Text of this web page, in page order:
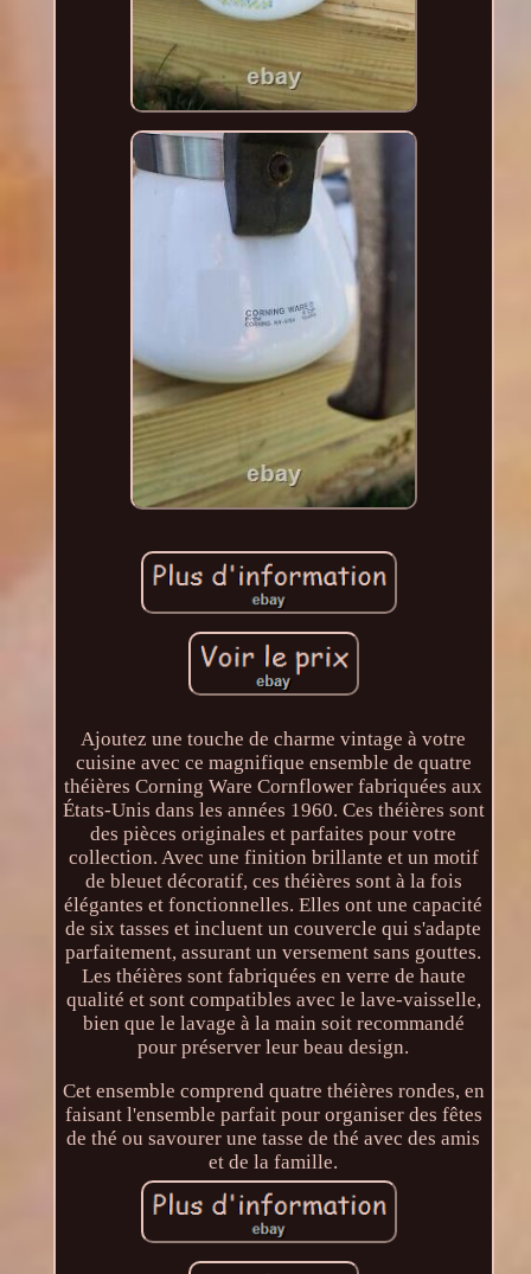
Ajoutez une touche de charme vintage à votre
cuisine avec ce magnifique ensemble de quatre
théières Corning Ware Cornflower fabriquées aux
États-Unis dans les années 1960. Ces théières sont
des pièces originales et parfaites pour votre
collection. Avec une finition brillante et un motif
de bleuet décoratif, ces théières sont à la fois
élégantes et fonctionnelles. Elles ont une capacité
de six tasses et incluent un couvercle qui s'adapte
parfaitement, assurant un versement sans gouttes.
Les théières sont fabriquées en verre de haute
qualité et sont compatibles avec le lave-vaisselle,
bien que le lavage à la main soit recommandé
pour préserver leur beau design.
Cet ensemble comprend quatre théières rondes, en
faisant l'ensemble parfait pour organiser des fêtes
de thé ou savourer une tasse de thé avec des amis
et de la famille.